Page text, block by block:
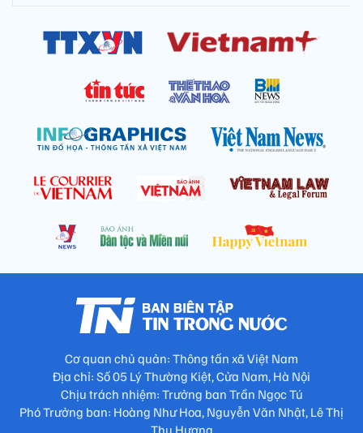
Cơ quan chủ quản: Thông tấn xã Việt Nam
Địa chỉ: Số 05 Lý Thường Kiệt, Cửa Nam, Hà Nội
Chịu trách nhiệm: Trưởng ban Trần Ngọc Tú
Phó Trưởng ban: Hoàng Như Hoa, Nguyễn Văn Nhật, Lê Thị